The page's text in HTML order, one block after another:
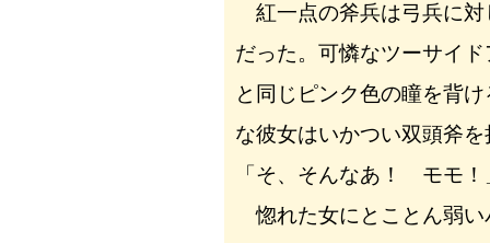
紅一点の斧兵は弓兵に対
だった。可憐なツーサイ
と同じピンク色の瞳を背
な彼女はいかつい双頭斧
「そ、そんなあ！ モモ！
惚れた女にとことん弱い